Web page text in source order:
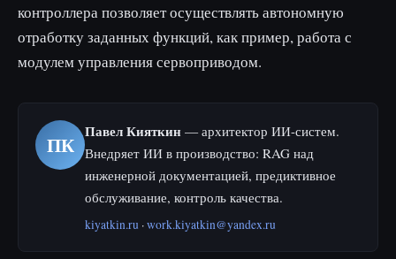
контроллера позволяет осуществлять автономную
отработку заданных функций, как пример, работа с
модулем управления сервоприводом.
ПК
Павел Кияткин — архитектор ИИ-систем.
Внедряет ИИ в производство: RAG над
инженерной документацией, предиктивное
обслуживание, контроль качества.
kiyatkin.ru ·work.kiyatkin@yandex.ru